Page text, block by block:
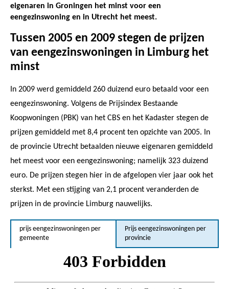
eigenaren in Groningen het minst voor een
eengezinswoning en in Utrecht het meest.
Tussen 2005 en 2009 stegen de prijzen
van eengezinswoningen in Limburg het
minst
In 2009 werd gemiddeld 260 duizend euro betaald voor een
eengezinswoning. Volgens de Prijsindex Bestaande
Koopwoningen (PBK) van het CBS en het Kadaster stegen de
prijzen gemiddeld met 8,4 procent ten opzichte van 2005. In
de provincie Utrecht betaalden nieuwe eigenaren gemiddeld
het meest voor een eengezinswoning; namelijk 323 duizend
euro. De prijzen stegen hier in de afgelopen vier jaar ook het
sterkst. Met een stijging van 2,1 procent veranderden de
prijzen in de provincie Limburg nauwelijks.
prijs eengezinswoningen per
gemeente
Prijs eengezinswoningen per
provincie